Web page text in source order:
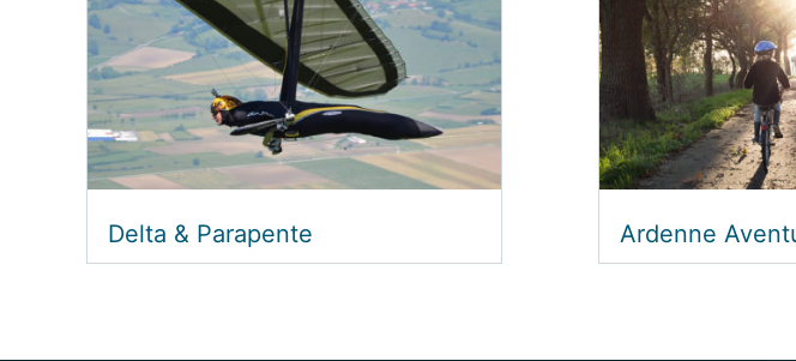
Delta & Parapente Ardenne